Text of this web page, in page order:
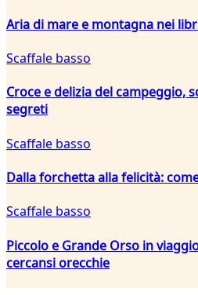
Aria di mare e montagna nei
Scaffale basso
Croce e delizia del campeggio,
segreti
Scaffale basso
Dalla forchetta alla felicità:
Scaffale basso
Piccolo e Grande Orso in
cercansi orecchie